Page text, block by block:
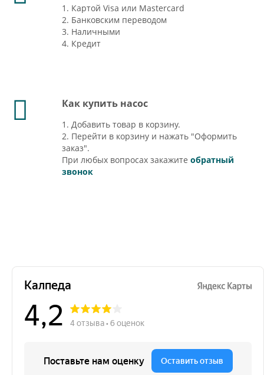
1. Картой Visa или Mastercard
2. Банковским переводом
3. Наличными
4. Кредит
Как купить насос
1. Добавить товар в корзину.
2. Перейти в корзину и нажать "Оформить
заказ".
При любых вопросах закажите обратный
звонок